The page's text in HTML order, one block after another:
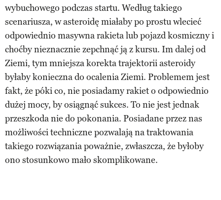
wybuchowego podczas startu. Według takiego
scenariusza, w asteroidę miałaby po prostu wlecieć
odpowiednio masywna rakieta lub pojazd kosmiczny i
choćby nieznacznie zepchnąć ją z kursu. Im dalej od
Ziemi, tym mniejsza korekta trajektorii asteroidy
byłaby konieczna do ocalenia Ziemi. Problemem jest
fakt, że póki co, nie posiadamy rakiet o odpowiednio
dużej mocy, by osiągnąć sukces. To nie jest jednak
przeszkoda nie do pokonania. Posiadane przez nas
możliwości techniczne pozwalają na traktowania
takiego rozwiązania poważnie, zwłaszcza, że byłoby
ono stosunkowo mało skomplikowane.